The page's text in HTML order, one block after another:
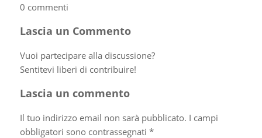
0 commenti
Lascia un Commento
Vuoi partecipare alla discussione?
Sentitevi liberi di contribuire!
Lascia un commento
Il tuo indirizzo email non sarà pubblicato. I campi
obbligatori sono contrassegnati *